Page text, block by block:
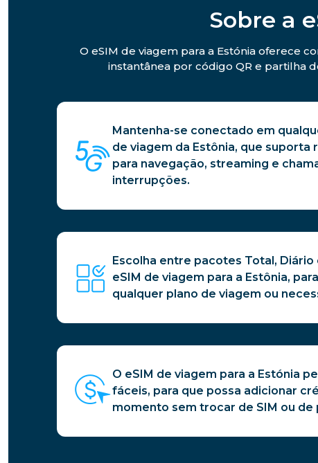
Sobre a
O eSIM de viagem para a Estónia oferece
instantânea por código QR e partilha
Mantenha-se conectado em
de viagem da Estônia, que suporta
para navegação, streaming e
interrupções.
Escolha entre pacotes Total,
eSIM de viagem para a Estônia,
qualquer plano de viagem ou
O eSIM de viagem para a Estónia
fáceis, para que possa adicionar
momento sem trocar de SIM ou de